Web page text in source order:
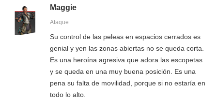
Maggie
Ataque
Su control de las peleas en espacios cerrados es
genial y yen las zonas abiertas no se queda corta.
Es una heroína agresiva que adora las escopetas
y se queda en una muy buena posición. Es una
pena su falta de movilidad, porque si no estaría en
todo lo alto.